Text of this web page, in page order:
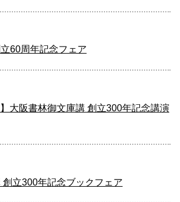
60周年記念フェア
】大阪書林御文庫講 創立300年記念講演
立300年記念ブックフェア